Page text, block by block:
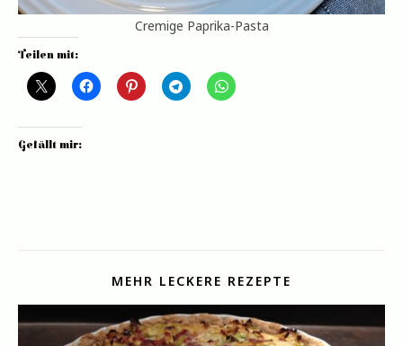
Cremige Paprika-Pasta
Teilen mit:
Gefällt mir:
MEHR LECKERE REZEPTE